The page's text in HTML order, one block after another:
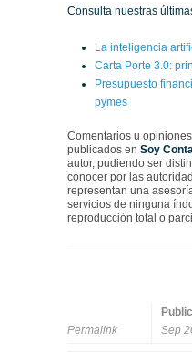
Consulta nuestras
La inteligencia
Carta Porte 3.0:
Presupuesto
pymes
Comentarios u
publicados en Soy
autor, pudiendo ser
conocer por las
representan una
servicios de ninguna
reproducción total o
Permalink
Sep